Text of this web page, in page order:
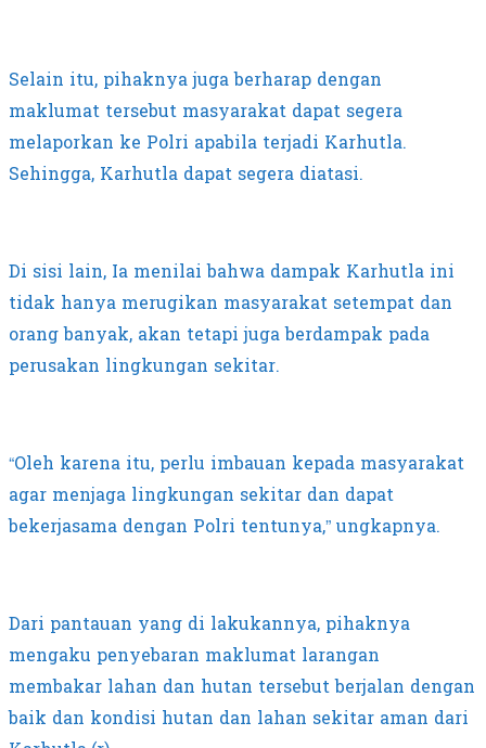
Selain itu, pihaknya juga berharap dengan
maklumat tersebut masyarakat dapat segera
melaporkan ke Polri apabila terjadi Karhutla.
Sehingga, Karhutla dapat segera diatasi.
Di sisi lain, Ia menilai bahwa dampak Karhutla ini
tidak hanya merugikan masyarakat setempat dan
orang banyak, akan tetapi juga berdampak pada
perusakan lingkungan sekitar.
“Oleh karena itu, perlu imbauan kepada masyarakat
agar menjaga lingkungan sekitar dan dapat
bekerjasama dengan Polri tentunya,” ungkapnya.
Dari pantauan yang di lakukannya, pihaknya
mengaku penyebaran maklumat larangan
membakar lahan dan hutan tersebut berjalan dengan
baik dan kondisi hutan dan lahan sekitar aman dari